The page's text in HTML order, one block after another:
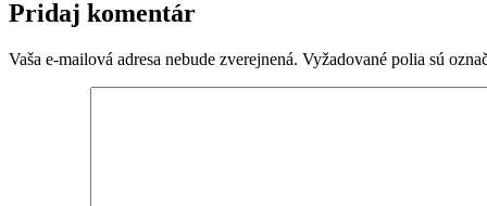
Pridaj komentár
Vaša e-mailová adresa nebude zverejnená. Vyžadované polia sú